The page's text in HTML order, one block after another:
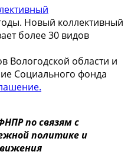
Новый коллективный
более 30 видов
Вологодской области и
Социального фонда
по связям с
политике и